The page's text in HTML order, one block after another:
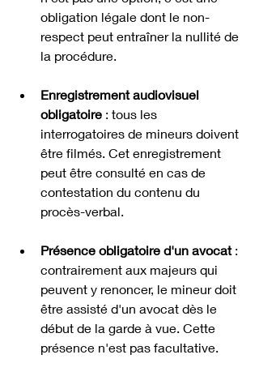
obligation légale dont le non-
respect peut entraîner la nullité de
la procédure.
Enregistrement audiovisuel
obligatoire : tous les
interrogatoires de mineurs doivent
être filmés. Cet enregistrement
peut être consulté en cas de
contestation du contenu du
procès-verbal.
Présence obligatoire d'un avocat :
contrairement aux majeurs qui
peuvent y renoncer, le mineur doit
être assisté d'un avocat dès le
début de la garde à vue. Cette
présence n'est pas facultative.